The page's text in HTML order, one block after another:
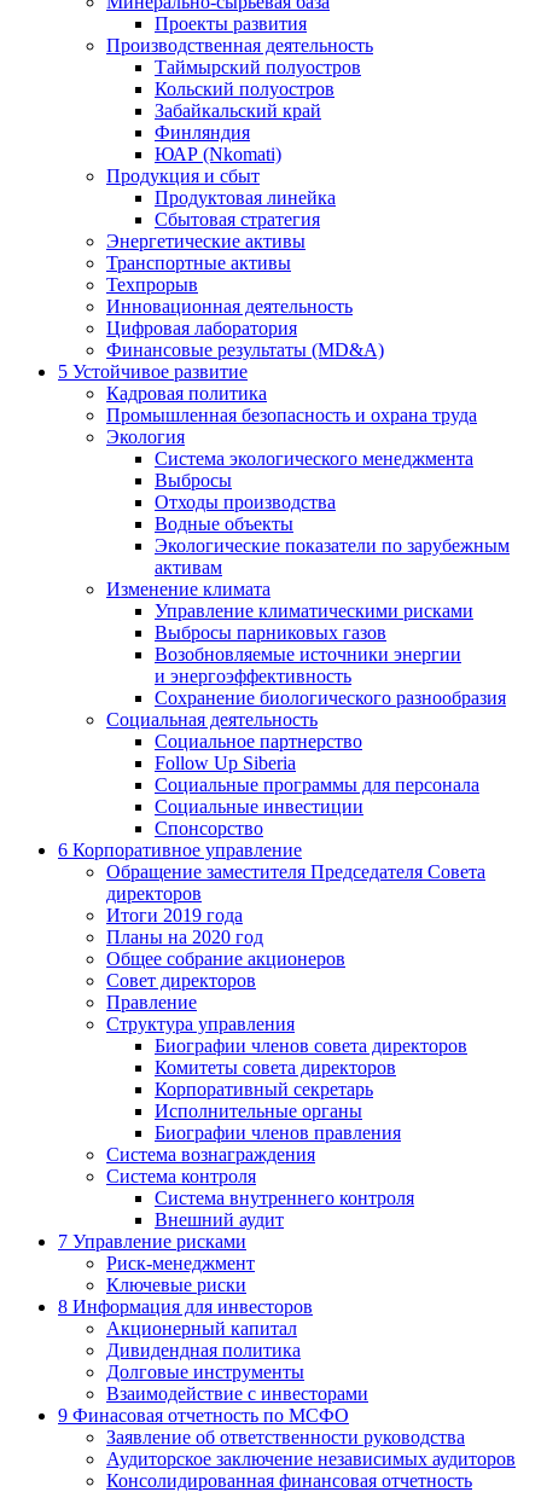
Проекты развития
Производственная деятельность
Таймырский полуостров
Кольский полуостров
Забайкальский край
Финляндия
ЮАР (Nkomati)
Продукция и сбыт
Продуктовая линейка
Сбытовая стратегия
Энергетические активы
Транспортные активы
Техпрорыв
Инновационная деятельность
Цифровая лаборатория
Финансовые результаты (MD&A)
5 Устойчивое развитие
Кадровая политика
Промышленная безопасность и охрана труда
Экология
Система экологического менеджмента
Выбросы
Отходы производства
Водные объекты
Экологические показатели по зарубежным
активам
Изменение климата
Управление климатическими рисками
Выбросы парниковых газов
Возобновляемые источники энергии
и энергоэффективность
Сохранение биологического разнообразия
Социальная деятельность
Социальное партнерство
Follow Up Siberia
Социальные программы для персонала
Социальные инвестиции
Спонсорство
6 Корпоративное управление
Обращение заместителя Председателя Совета
директоров
Итоги 2019 года
Планы на 2020 год
Общее собрание акционеров
Совет директоров
Правление
Структура управления
Биографии членов совета директоров
Комитеты совета директоров
Корпоративный секретарь
Исполнительные органы
Биографии членов правления
Система вознаграждения
Система контроля
Система внутреннего контроля
Внешний аудит
7 Управление рисками
Риск-менеджмент
Ключевые риски
8 Информация для инвесторов
Акционерный капитал
Дивидендная политика
Долговые инструменты
Взаимодействие с инвеcторами
9 Финасовая отчетность по МСФО
Заявление об ответственности руководства
Аудиторское заключение независимых аудиторов
Консолидированная финансовая отчетность